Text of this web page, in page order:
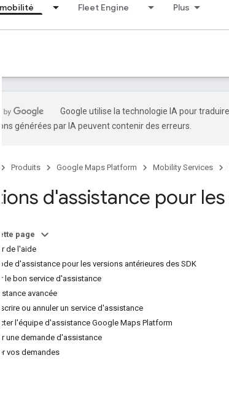
Fleet Engine Plus
Google utilise la technologie IA pour
générées par IA peuvent contenir des erreurs.
Produits Google Maps Platform Mobility Services
d'assistance pour
page
de l'aide
d'assistance pour les versions antérieures des SDK
le bon service d'assistance
avancée
ou annuler un service d'assistance
l'équipe d'assistance Google Maps Platform
une demande d'assistance
vos demandes